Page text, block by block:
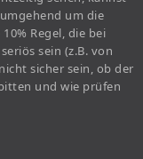
um die
Regel, die bei
sein (z.B. von
sicher sein, ob der
und wie prüfen